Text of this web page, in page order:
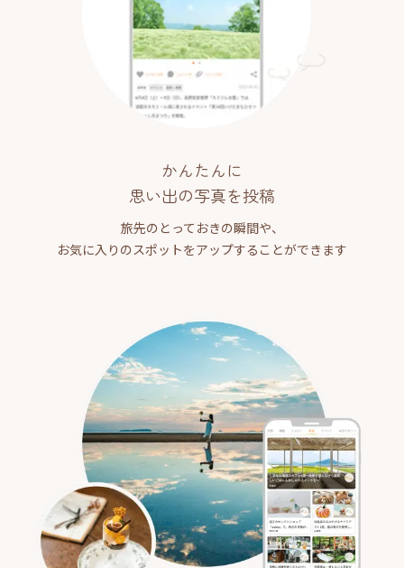
かんたんに
思い出の写真を投稿
旅先のとっておきの瞬間や、
お気に入りのスポットをアップすることができます